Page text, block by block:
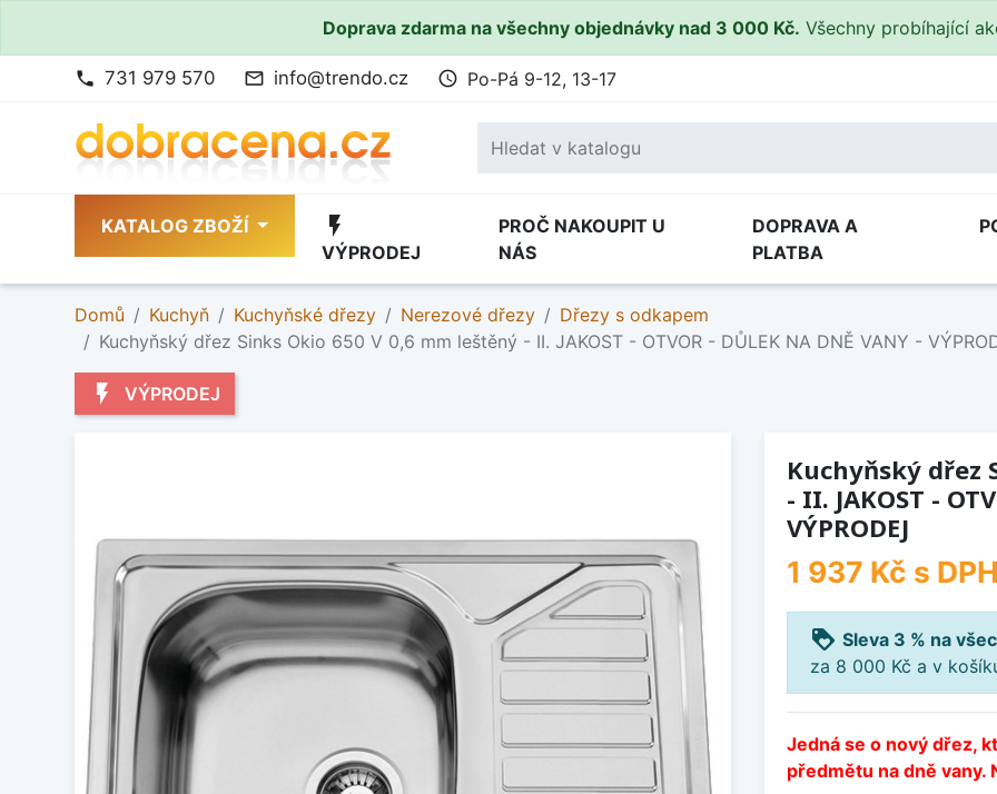
Doprava zdarma na všechny objednávky nad 3 000 Kč. Všechny probíhající
phone 731 979 570 mail_outline info@trendo.cz access_time Po-Pá 9-12, 13-17
KATALOG ZBOŽÍ flash_on
VÝPRODEJ
PROČ NAKOUPIT U
NÁS
DOPRAVA A
PLATBA
Domů Kuchyň Kuchyňské dřezy Nerezové dřezy
Dřezy s odkapem
Kuchyňský dřez Sinks Okio 650 V 0,6 mm leštěný - II. JAKOST - OTVOR - DŮLEK NA DNĚ VANY -
flash_on VÝPRODEJ
Kuchyňský dřez
- II. JAKOST -
VÝPRODEJ
1 937 Kč s
loyalty Sleva 3 % na
za 8 000 Kč a v
Jedná se o nový dřez,
předmětu na dně